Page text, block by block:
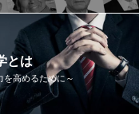
とは
を高めるために～